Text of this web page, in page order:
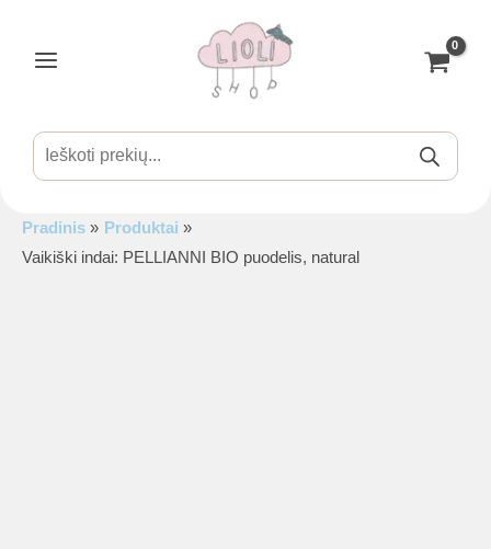
turinio
Products
search
Pradinis
Produktai
Vaikiški indai: PELLIANNI BIO puodelis, natural